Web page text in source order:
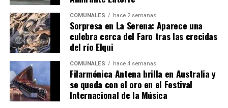
COMUNALES hace 2 semanas
Sorpresa en La Serena: Aparece una
culebra cerca del Faro tras las crecidas
del río Elqui
COMUNALES hace 4 semanas
Filarmónica Antena brilla en Australia y
se queda con el oro en el Festival
Internacional de la Música